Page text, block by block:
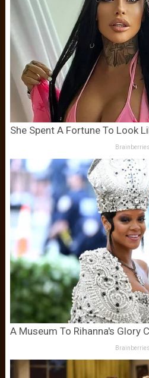
She Spent A Fortune To Look
Brainberries
A Museum To Rihanna's Glory
Brainberries